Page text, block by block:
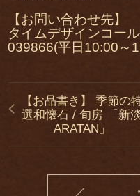
【お問い合わせ先】
タイムデザインコー
039866(平日10:00～
【お品書き】 季節の
選和懐石 / 旬房 「新
ARATAN」